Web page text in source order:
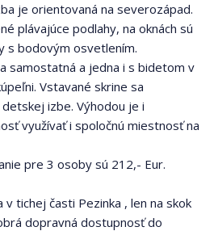
je orientovaná na severozápad.
plávajúce podlahy, na oknách sú
s bodovým osvetlením.
samostatná a jedna i s bidetom v
Vstavané skrine sa
izbe. Výhodou je i
využívať i spoločnú miestnosť na
pre 3 osoby sú 212,- Eur.
tichej časti Pezinka , len na skok
dopravná dostupnosť do